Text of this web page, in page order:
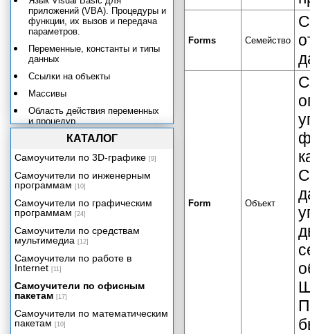
Forms Семейство
Form Объект
приложений (VBA). Процедуры и
функции, их вызов и передача
параметров.
Переменные, константы и типы
данных
Ссылки на объекты
Массивы
Область действия переменных
и процедур
Управляющие конструкции
Объектные модели Microsoft
Access 2002. Основные
понятия.
Объектные модели Microsoft
Office 2002
Объектная модель Microsoft
Access 2002
Объектные модели доступа к
данным. Объектная модель
Microsoft DAO 3.6.
Модель объектов ActiveX для
управления данными
Объектная модель Visual Basic
для приложений
КАТАЛОГ
Самоучители по 3D-графике [9]
Самоучители по инженерным
программам [10]
Самоучители по графическим
программам [24]
Самоучители по средствам
мультимедиа [12]
Самоучители по работе в
Internet [11]
Самоучители по офисным
пакетам [17]
Самоучители по математическим
пакетам [10]